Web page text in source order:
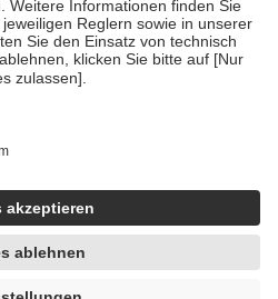
es sich um echte Bewertungen
articles/4419944605341
unter Zuhilfenahme künstlicher